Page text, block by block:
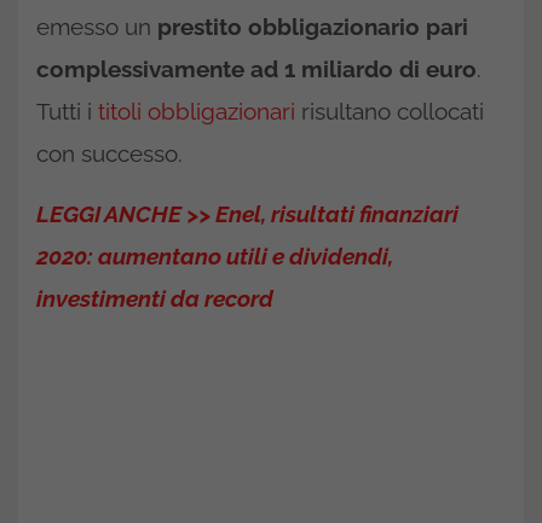
emesso un prestito obbligazionario pari
complessivamente ad 1 miliardo di euro.
Tutti i titoli obbligazionari risultano collocati
con successo.
LEGGI ANCHE >> Enel, risultati finanziari
2020: aumentano utili e dividendi,
investimenti da record